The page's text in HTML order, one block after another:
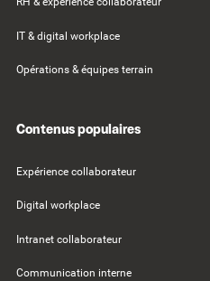
IT & digital workplace
Opérations & équipes terrain
Contenus populaires
Expérience collaborateur
Digital workplace
Intranet collaborateur
Communication interne